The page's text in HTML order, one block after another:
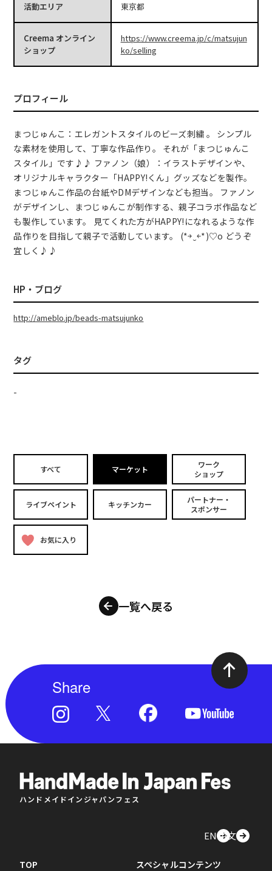
活動エリア 東京都
Creema オンライン
ショップ
https://www.creema.jp/c/matsujun
ko/selling
プロフィール
まつじゅんこ：エレガントスタイルのビーズ刺繍 。 シンプル
な素材を使用して、丁寧な作品作り。 それが「まつじゅんこ
スタイル」です♪♪ ファノン（娘）：イラストデザインや、
オリジナルキャラクター「HAPPY!くん」グッズなどを製作。
まつじゅんこ作品の台紙やDMデザインなども担当。 ファノン
がデザインし、まつじゅんこが制作する、親子コラボ作品など
も製作しています。 見てくれた方がHAPPY!になれるような作
品作りを目指して親子で活動しています。 (*￫‿￩*)♡o どうぞ
宜しく♪♪
HP・ブログ
http://ameblo.jp/beads-matsujunko
タグ
-
すべて マーケット
ワーク
ショップ
ライブペイント キッチンカー
パートナー・
スポンサー
お気に入り
一覧へ戻る
Share
ハンドメイドインジャパンフェス
EN中文
TOP
スペシャルコンテンツ